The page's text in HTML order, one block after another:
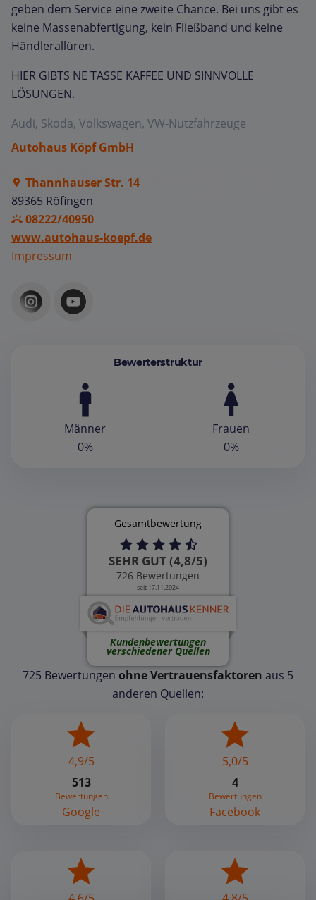
geben dem Service eine zweite Chance. Bei uns gibt es
keine Massenabfertigung, kein Fließband und keine
Händlerallüren.
HIER GIBTS NE TASSE KAFFEE UND SINNVOLLE
LÖSUNGEN.
Audi, Skoda, Volkswagen, VW-Nutzfahrzeuge
Autohaus Köpf GmbH
Thannhauser Str. 14
89365 Röfingen
08222/40950
www.autohaus-koepf.de
Impressum
Bewerterstruktur
Männer
0%
Frauen
0%
Gesamtbewertung
SEHR GUT (4,8/5)
726 Bewertungen
seit 17.11.2024
Kundenbewertungen
verschiedener Quellen
725 Bewertungen ohne Vertrauensfaktoren aus 5
anderen Quellen:
4,9/5
513
Bewertungen
Google
5,0/5
4
Bewertungen
Facebook